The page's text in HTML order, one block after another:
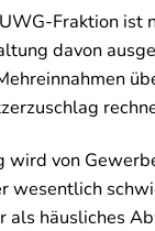
Fraktion ist
davon
wird von
wesentlich
als häusliches